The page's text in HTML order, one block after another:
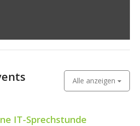
Alle anzeigen
IT-Sprechstunde